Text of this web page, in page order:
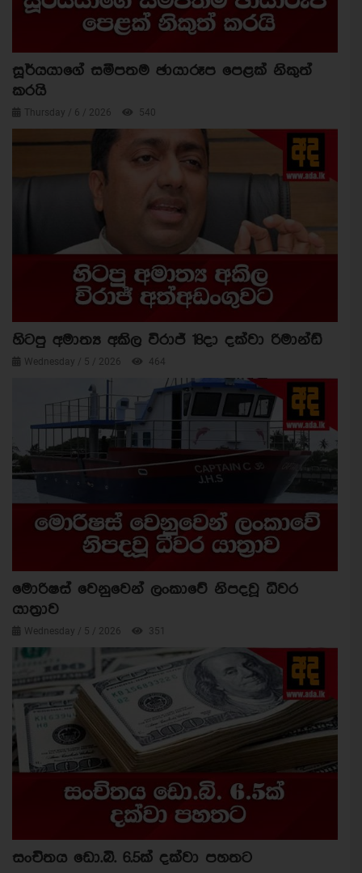
සූර්යයාගේ සමීපතම ඡායාරූප පෙළක් නිකුත්
කරයි
Thursday / 6 / 2026 540
හිටපු අමාත්‍ය අකිල විරාජ් 18දා දක්වා රිමාන්ඩ්
Wednesday / 5 / 2026 464
මොරිෂස් වෙනුවෙන් ලංකාවේ නිපදවූ ධීවර
යාත්‍රාව
Wednesday / 5 / 2026 351
සංචිතය ඩො.බි. 6.5ක් දක්වා පහතට